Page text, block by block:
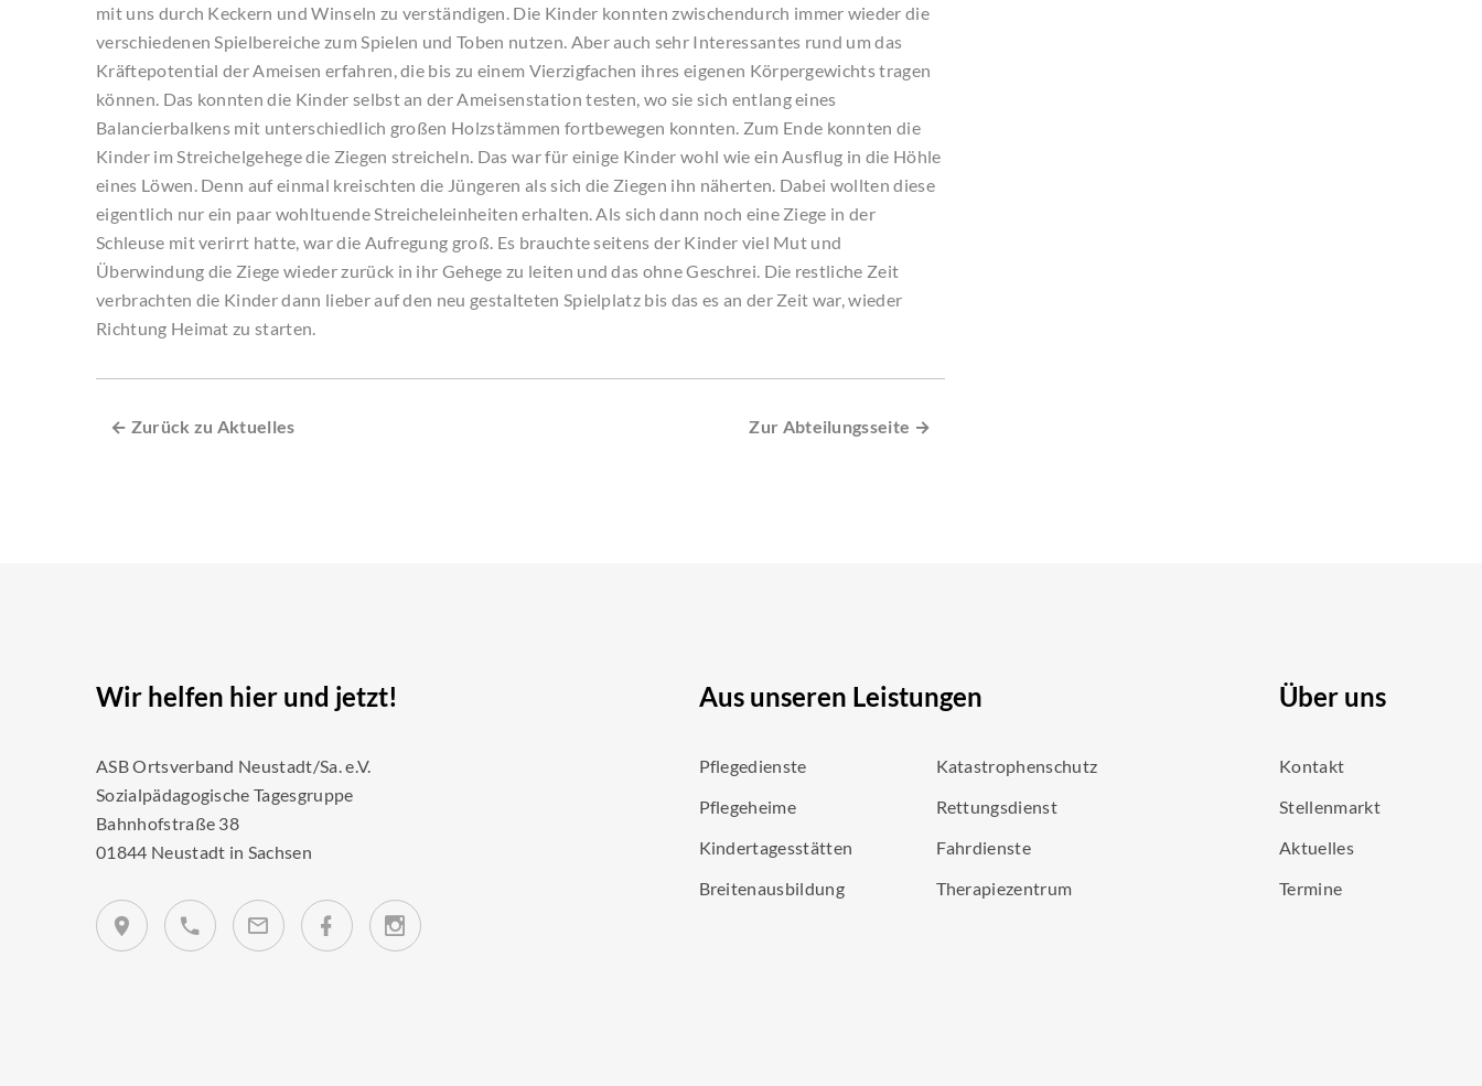
mit uns durch Keckern und Winseln zu verständigen. Die Kinder konnten zwischendurch immer wieder die
verschiedenen Spielbereiche zum Spielen und Toben nutzen. Aber auch sehr Interessantes rund um das
Kräftepotential der Ameisen erfahren, die bis zu einem Vierzigfachen ihres eigenen Körpergewichts tragen
können. Das konnten die Kinder selbst an der Ameisenstation testen, wo sie sich entlang eines
Balancierbalkens mit unterschiedlich großen Holzstämmen fortbewegen konnten. Zum Ende konnten die
Kinder im Streichelgehege die Ziegen streicheln. Das war für einige Kinder wohl wie ein Ausflug in die Höhle
eines Löwen. Denn auf einmal kreischten die Jüngeren als sich die Ziegen ihn näherten. Dabei wollten diese
eigentlich nur ein paar wohltuende Streicheleinheiten erhalten. Als sich dann noch eine Ziege in der
Schleuse mit verirrt hatte, war die Aufregung groß. Es brauchte seitens der Kinder viel Mut und
Überwindung die Ziege wieder zurück in ihr Gehege zu leiten und das ohne Geschrei. Die restliche Zeit
verbrachten die Kinder dann lieber auf den neu gestalteten Spielplatz bis das es an der Zeit war, wieder
Richtung Heimat zu starten.
← Zurück zu Aktuelles Zur Abteilungsseite →
Wir helfen hier und jetzt!
ASB Ortsverband Neustadt/Sa. e.V.
Sozialpädagogische Tagesgruppe
Bahnhofstraße 38
01844 Neustadt in Sachsen
Aus unseren Leistungen
Pflegedienste
Pflegeheime
Kindertagesstätten
Breitenausbildung
Katastrophenschutz
Rettungsdienst
Fahrdienste
Therapiezentrum
Über uns
Kontakt
Stellenmarkt
Aktuelles
Termine